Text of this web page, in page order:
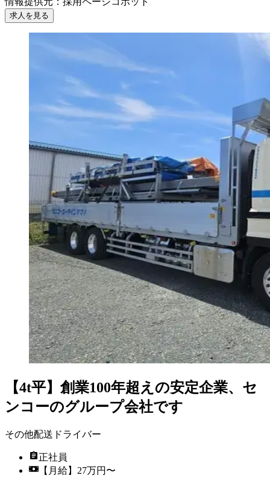
求人を見る
【4t平】創業100年超えの安定企業、セ
ンコーのグループ会社です
その他配送ドライバー
正社員
【月給】27万円〜